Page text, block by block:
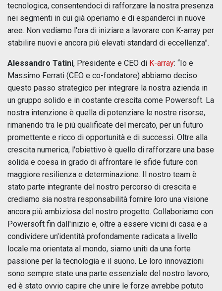
tecnologica, consentendoci di rafforzare la nostra presenza
nei segmenti in cui già operiamo e di espanderci in nuove
aree. Non vediamo l'ora di iniziare a lavorare con K-array per
stabilire nuovi e ancora più elevati standard di eccellenza”.
Alessandro Tatini, Presidente e CEO di K-array: “Io e
Massimo Ferrati (CEO e co-fondatore) abbiamo deciso
questo passo strategico per integrare la nostra azienda in
un gruppo solido e in costante crescita come Powersoft. La
nostra intenzione è quella di potenziare le nostre risorse,
rimanendo tra le più qualificate del mercato, per un futuro
promettente e ricco di opportunità e di successi. Oltre alla
crescita numerica, l'obiettivo è quello di rafforzare una base
solida e coesa in grado di affrontare le sfide future con
maggiore resilienza e determinazione. Il nostro team è
stato parte integrante del nostro percorso di crescita e
crediamo sia nostra responsabilità fornire loro una visione
ancora più ambiziosa del nostro progetto. Collaboriamo con
Powersoft fin dall'inizio e, oltre a essere vicini di casa e a
condividere un'identità profondamente radicata a livello
locale ma orientata al mondo, siamo uniti da una forte
passione per la tecnologia e il suono. Le loro innovazioni
sono sempre state una parte essenziale del nostro lavoro,
ed è stato ovvio capire che unire le forze avrebbe potuto